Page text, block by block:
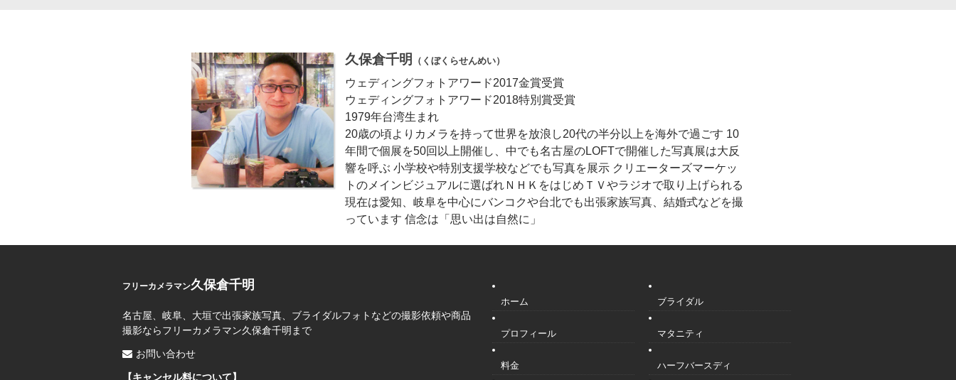
久保倉千明 （くぼくらせんめい）
ウェディングフォトアワード2017金賞受賞
ウェディングフォトアワード2018特別賞受賞
1979年台湾生まれ
20歳の頃よりカメラを持って世界を放浪し20代の半分以上を海外で過ごす 10
年間で個展を50回以上開催し、中でも名古屋のLOFTで開催した写真展は大反
響を呼ぶ 小学校や特別支援学校などでも写真を展示 クリエーターズマーケッ
トのメインビジュアルに選ばれＮＨＫをはじめＴＶやラジオで取り上げられる
現在は愛知、岐阜を中心にバンコクや台北でも出張家族写真、結婚式などを撮
っています 信念は「思い出は自然に」
フリーカメラマン久保倉千明
名古屋、岐阜、大垣で出張家族写真、ブライダルフォトなどの撮影依頼や商品
撮影ならフリーカメラマン久保倉千明まで
お問い合わせ
【キャンセル料について】
ホーム
プロフィール
料金
ブライダル
マタニティ
ハーフバースディ